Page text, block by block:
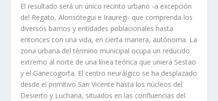
El resultado será un único recinto urbano -a excepción
del Regato, Alonsótegui e Irauregi- que comprenda los
diversos barrios y entidades poblacionales hasta
entonces con una vida, en cierta manera, autónoma. La
zona urbana del término municipal ocupa un reducido
extremo al norte de una lí­nea teórica que uniera Sestao
y el Ganecogorta. El centro neurálgico se ha desplazado
desde el primitivo San Vicente hasta los núcleos del
Desierto y Luchana, situados en las confluencias del